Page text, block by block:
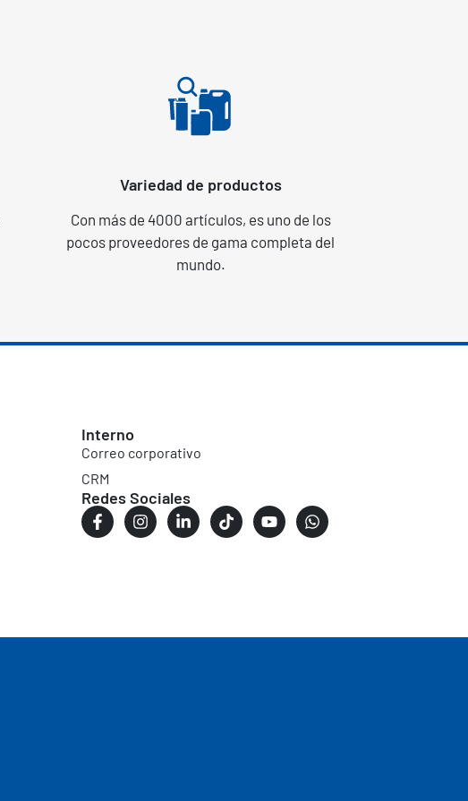
Variedad de productos
Con más de 4000 artículos, es uno de los
pocos proveedores de gama completa del
mundo.
Interno
Correo corporativo
CRM
Redes Sociales